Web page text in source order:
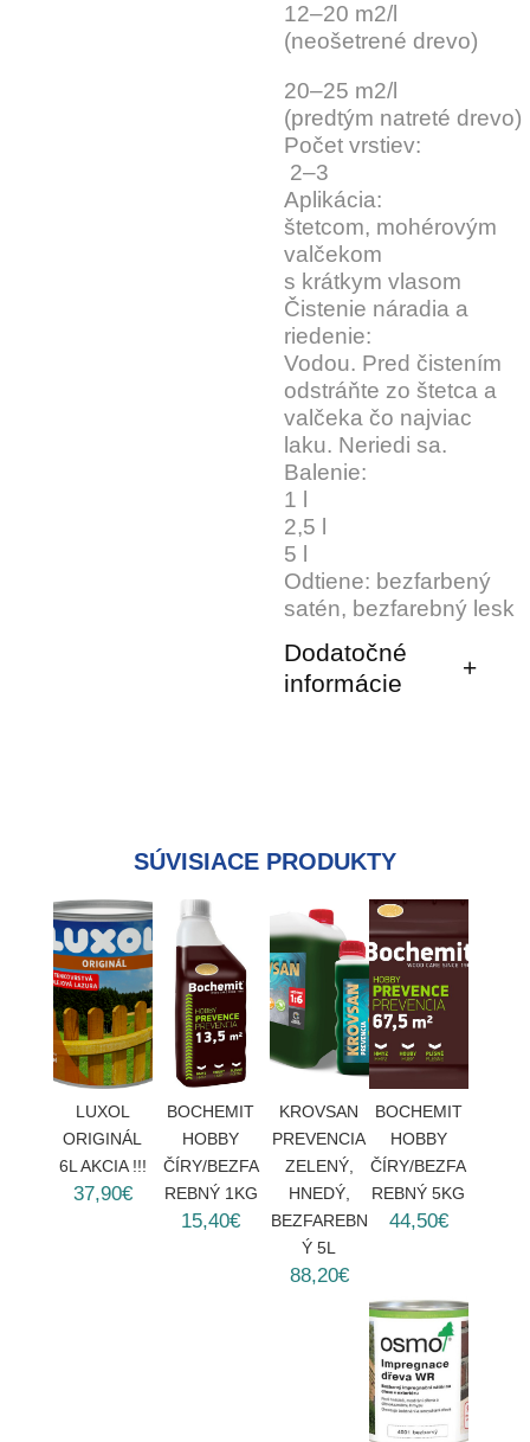
12–20 m2/l
(neošetrené drevo)
20–25 m2/l
(predtým natreté drevo)
Počet vrstiev:
2–3
Aplikácia:
štetcom, mohérovým
valčekom
s krátkym vlasom
Čistenie náradia a
riedenie:
Vodou. Pred čistením
odstráňte zo štetca a
valčeka čo najviac
laku. Neriedi sa.
Balenie:
1 l
2,5 l
5 l
Odtiene: bezfarbený
satén, bezfarebný lesk
Dodatočné
informácie
SÚVISIACE PRODUKTY
LUXOL
ORIGINÁL
6L AKCIA !!!
37,90€
BOCHEMIT
HOBBY
ČÍRY/BEZFA
REBNÝ 1KG
15,40€
KROVSAN
PREVENCIA
ZELENÝ,
HNEDÝ,
BEZFAREBN
Ý 5L
88,20€
BOCHEMIT
HOBBY
ČÍRY/BEZFA
REBNÝ 5KG
44,50€